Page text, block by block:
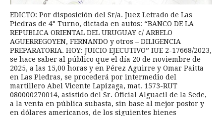
EDICTO: Por disposición del Sr/a. Juez Letrado de Las
Piedras de 4° Turno, dictada en autos: “BANCO DE LA
REPUBLICA ORIENTAL DEL URUGUAY c/ ARBELO
AGUERREGOYEN, FERNANDO y otros – DILIGENCIA
PREPARATORIA. HOY: JUICIO EJECUTIVO” IUE 2-17668/2023,
se hace saber al público que el día 20 de noviembre de
2025, a las 15,00 horas y en Pérez Aguirre y Omar Paitta
en Las Piedras, se procederá por intermedio del
martillero Abel Vicente Lapizaga, mat. 1573-RUT
080000270014, asistido del Sr. Oficial Alguacil de la Sede,
a la venta en pública subasta, sin base al mejor postor y
en dólares americanos, de los siguientes bienes